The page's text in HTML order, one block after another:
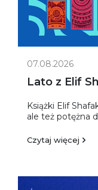
07.08.2026
Lato z Elif
Książki Elif
ale też potężna
Czytaj więcej